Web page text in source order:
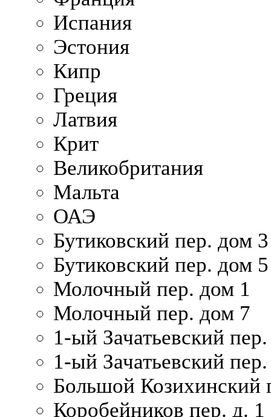
Испания
Эстония
Кипр
Греция
Латвия
Крит
Великобритания
Мальта
ОАЭ
Бутиковский пер. дом 3
Бутиковский пер. дом 5
Молочный пер. дом 1
Молочный пер. дом 7
1-ый Зачатьевский
1-ый Зачатьевский
Большой Козихинский
Коробейников пер. д. 1